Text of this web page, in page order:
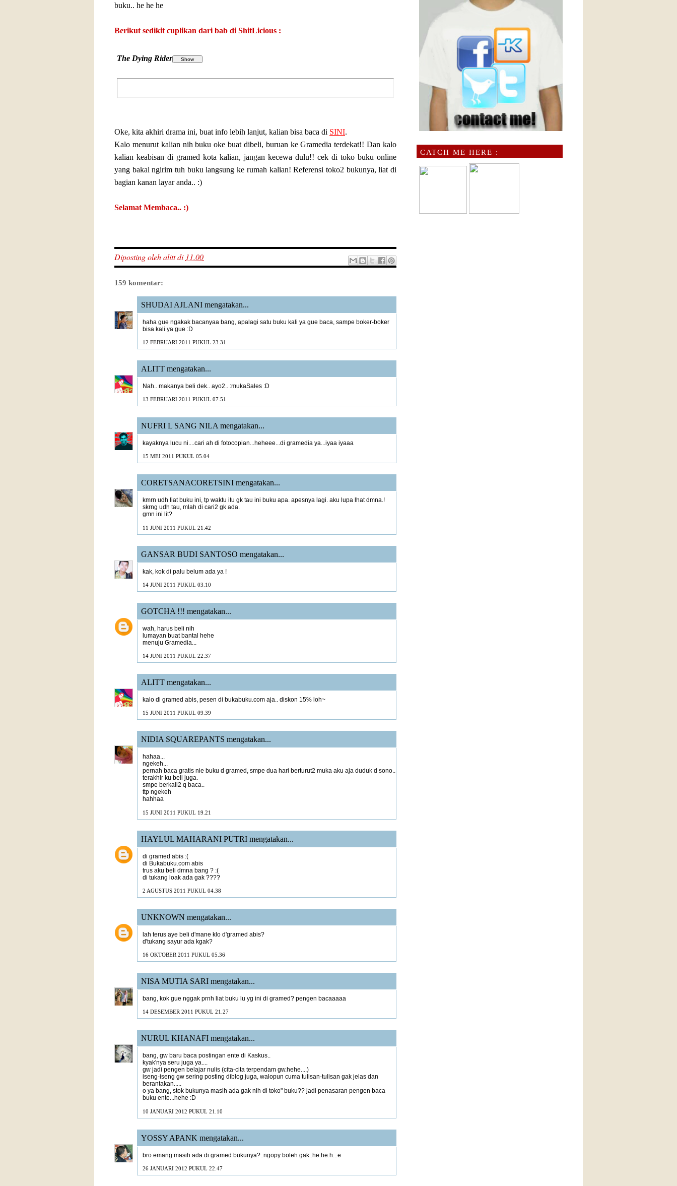
buku.. he he he
Berikut sedikit cuplikan dari bab di ShitLicious :
The Dying Rider
Oke, kita akhiri drama ini, buat info lebih lanjut, kalian bisa baca di SINI.
Kalo menurut kalian nih buku oke buat dibeli, buruan ke Gramedia terdekat!! Dan kalo
kalian keabisan di gramed kota kalian, jangan kecewa dulu!! cek di toko buku online
yang bakal ngirim tuh buku langsung ke rumah kalian! Referensi toko2 bukunya, liat di
bagian kanan layar anda.. :)
Selamat Membaca.. :)
Diposting olehalittdi 11.00
159 komentar:
SHUDAI AJLANI mengatakan...
haha gue ngakak bacanyaa bang, apalagi satu buku kali ya gue baca, sampe boker-boker
bisa kali ya gue :D
12 FEBRUARI 2011 PUKUL 23.31
ALITT mengatakan...
Nah.. makanya beli dek.. ayo2.. :mukaSales :D
13 FEBRUARI 2011 PUKUL 07.51
NUFRI L SANG NILA mengatakan...
kayaknya lucu ni....cari ah di fotocopian...heheee...di gramedia ya...iyaa iyaaa
15 MEI 2011 PUKUL 05.04
CORETSANACORETSINI mengatakan...
kmrn udh liat buku ini, tp waktu itu gk tau ini buku apa. apesnya lagi. aku lupa lhat dmna.!
skrng udh tau, mlah di cari2 gk ada.
gmn ini lit?
11 JUNI 2011 PUKUL 21.42
GANSAR BUDI SANTOSO mengatakan...
kak, kok di palu belum ada ya !
14 JUNI 2011 PUKUL 03.10
GOTCHA !!! mengatakan...
wah, harus beli nih
lumayan buat bantal hehe
menuju Gramedia...
14 JUNI 2011 PUKUL 22.37
ALITT mengatakan...
kalo di gramed abis, pesen di bukabuku.com aja.. diskon 15% loh~
15 JUNI 2011 PUKUL 09.39
NIDIA SQUAREPANTS mengatakan...
hahaa...
ngekeh...
pernah baca gratis nie buku d gramed, smpe dua hari berturut2 muka aku aja duduk d sono..
terakhir ku beli juga.
smpe berkali2 q baca..
ttp ngekeh
hahhaa
15 JUNI 2011 PUKUL 19.21
HAYLUL MAHARANI PUTRI mengatakan...
di gramed abis :(
di Bukabuku.com abis
trus aku beli dmna bang ? :(
di tukang loak ada gak ????
2 AGUSTUS 2011 PUKUL 04.38
UNKNOWN mengatakan...
lah terus aye beli d'mane klo d'gramed abis?
d'tukang sayur ada kgak?
16 OKTOBER 2011 PUKUL 05.36
NISA MUTIA SARI mengatakan...
bang, kok gue nggak prnh liat buku lu yg ini di gramed? pengen bacaaaaa
14 DESEMBER 2011 PUKUL 21.27
NURUL KHANAFI mengatakan...
bang, gw baru baca postingan ente di Kaskus..
kyak'nya seru juga ya....
gw jadi pengen belajar nulis (cita-cita terpendam gw.hehe....)
iseng-iseng gw sering posting diblog juga, walopun cuma tulisan-tulisan gak jelas dan
berantakan.....
o ya bang, stok bukunya masih ada gak nih di toko" buku?? jadi penasaran pengen baca
buku ente...hehe :D
10 JANUARI 2012 PUKUL 21.10
YOSSY APANK mengatakan...
bro emang masih ada di gramed bukunya?..ngopy boleh gak..he.he.h...e
26 JANUARI 2012 PUKUL 22.47
CATCH ME HERE :